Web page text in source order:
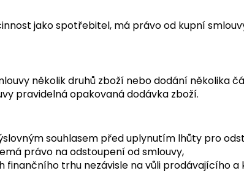
jako spotřebitel, má právo od kupní
několik druhů zboží nebo dodání několika
pravidelná opakovaná dodávka zboží.
souhlasem před uplynutím lhůty pro
právo na odstoupení od smlouvy,
finančního trhu nezávisle na vůli prodávajícího